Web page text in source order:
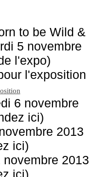
to be Wild &
5 novembre
l'expo)
l'exposition
6 novembre
ici)
2013
ici)
2013
ici)